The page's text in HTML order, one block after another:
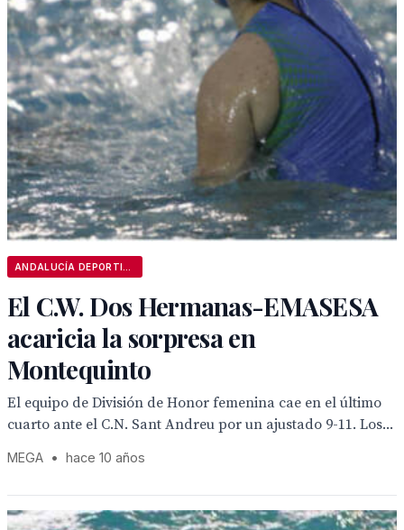
El C.W. Dos Hermanas-EMASESA
acaricia la sorpresa en
Montequinto
El equipo de División de Honor femenina cae en el último
cuarto ante el C.N. Sant Andreu por un ajustado 9-11. Los...
MEGA • hace 10 años